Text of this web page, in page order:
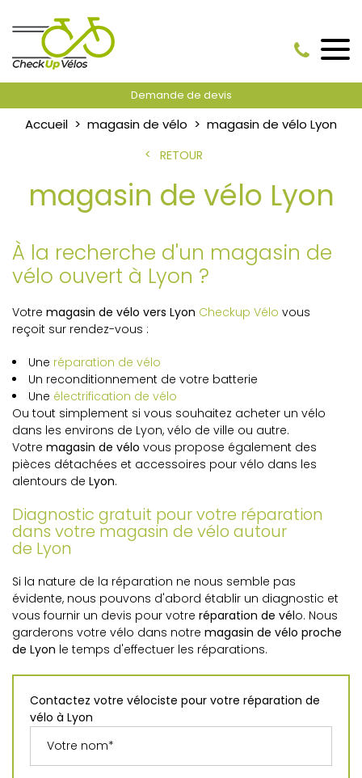
Demande de devis
Accueil magasin de vélo magasin de vélo Lyon
RETOUR
magasin de vélo Lyon
À la recherche d'un magasin de
vélo ouvert à Lyon ?
Votre magasin de vélo vers Lyon Checkup Vélo vous
reçoit sur rendez-vous :
Une réparation de vélo
Un reconditionnement de votre batterie
Une électrification de vélo
Ou tout simplement si vous souhaitez acheter un vélo
dans les environs de Lyon, vélo de ville ou autre.
Votre magasin de vélo vous propose également des
pièces détachées et accessoires pour vélo dans les
alentours de Lyon.
Diagnostic gratuit pour votre réparation
dans votre magasin de vélo autour
de Lyon
Si la nature de la réparation ne nous semble pas
évidente, nous pouvons d'abord établir un diagnostic et
vous fournir un devis pour votre réparation de vélo. Nous
garderons votre vélo dans notre magasin de vélo proche
de Lyon le temps d'effectuer les réparations.
Contactez votre vélociste pour votre réparation de
vélo à Lyon